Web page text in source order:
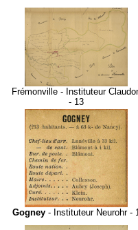
Frémonville - Instituteur
- 13
Gogney - Instituteur Neurohr -